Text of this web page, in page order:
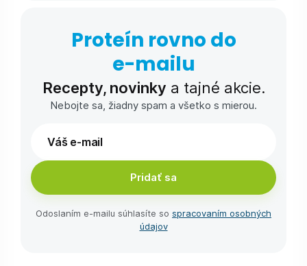
Proteín rovno do
e-⁠mailu
Recepty, novinky a tajné akcie.
Nebojte sa, žiadny spam a všetko s mierou.
Pridať sa
Odoslaním e-⁠mailu súhlasíte so spracovaním osobných
údajov